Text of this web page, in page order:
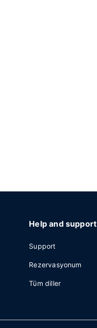
Help and support
Support
Rezervasyonum
Tüm diller